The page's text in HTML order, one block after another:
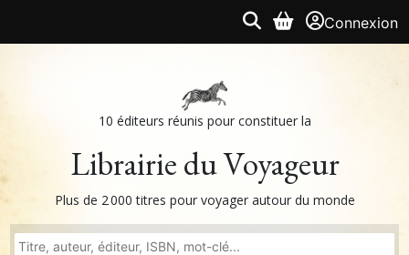
Connexion
10 éditeurs réunis pour constituer la
Librairie du Voyageur
Plus de 2 000 titres pour voyager autour du monde